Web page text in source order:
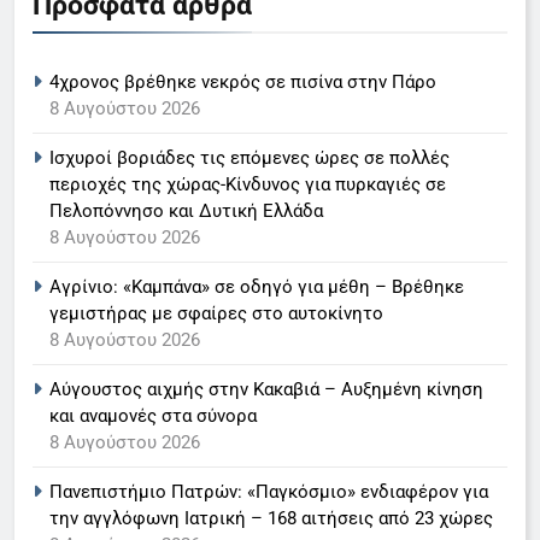
4χρονος βρέθηκε νεκρός σε πισίνα στην Πάρο
8 Αυγούστου 2026
Ισχυροί βοριάδες τις επόμενες ώρες σε πολλές
περιοχές της χώρας-Κίνδυνος για πυρκαγιές σε
Πελοπόννησο και Δυτική Ελλάδα
8 Αυγούστου 2026
Αγρίνιο: «Καμπάνα» σε οδηγό για μέθη – Βρέθηκε
γεμιστήρας με σφαίρες στο αυτοκίνητο
8 Αυγούστου 2026
Αύγουστος αιχμής στην Κακαβιά – Αυξημένη κίνηση
και αναμονές στα σύνορα
8 Αυγούστου 2026
Πανεπιστήμιο Πατρών: «Παγκόσμιο» ενδιαφέρον για
την αγγλόφωνη Ιατρική – 168 αιτήσεις από 23 χώρες
ειδήσεων της ΕΡΤ
LIFESTYLE-MEDIA
6
ανακοίνωση του σταθμού
LIFESTYLE-MEDIA
Τέλος από τον ΑΝΤ1 ο
Παναγιώτης Στάθης
8
Times μαζί σε μια νέα
συνδρομητική πρόταση
LIFESTYLE-MEDIA